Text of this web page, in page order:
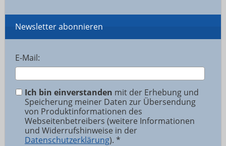
Newsletter abonnieren
E-Mail:
Ich bin einverstanden mit der Erhebung und
Speicherung meiner Daten zur Übersendung
von Produktinformationen des
Webseitenbetreibers (weitere Informationen
und Widerrufshinweise in der
Datenschutzerklärung). *